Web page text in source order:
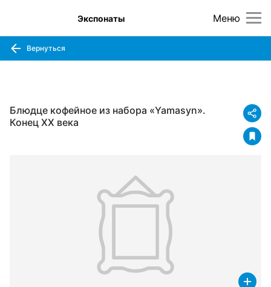
Меню
Экспонаты
Вернуться
Блюдце кофейное из набора «Yamasyn».
Конец XX века